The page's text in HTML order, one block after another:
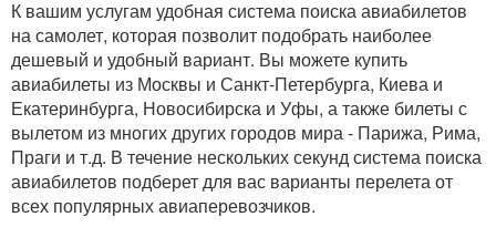
К вашим услугам удобная система поиска авиабилетов
на самолет, которая позволит подобрать наиболее
дешевый и удобный вариант. Вы можете купить
авиабилеты из Москвы и Санкт-Петербурга, Киева и
Екатеринбурга, Новосибирска и Уфы, а также билеты с
вылетом из многих других городов мира - Парижа, Рима,
Праги и т.д. В течение нескольких секунд система поиска
авиабилетов подберет для вас варианты перелета от
всех популярных авиаперевозчиков.